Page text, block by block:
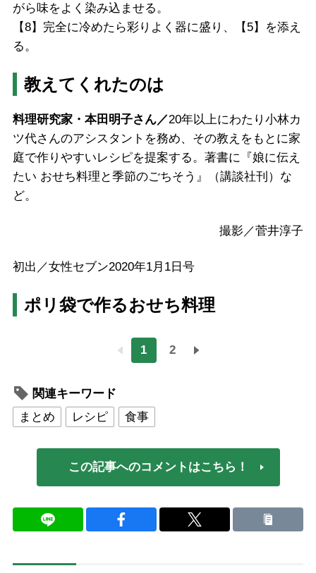
がら味をよく染み込ませる。
【8】完全に冷めたら彩りよく器に盛り、【5】を添え
る。
教えてくれたのは
料理研究家・本田明子さん／20年以上にわたり小林カ
ツ代さんのアシスタントを務め、その教えをもとに家
庭で作りやすいレシピを提案する。著書に『娘に伝え
たい おせち料理と季節のごちそう』（講談社刊）な
ど。
撮影／菅井淳子
初出／女性セブン2020年1月1日号
ポリ袋で作るおせち料理
1 2
関連キーワード
まとめ
レシピ 食事
この記事へのコメントはこちら！